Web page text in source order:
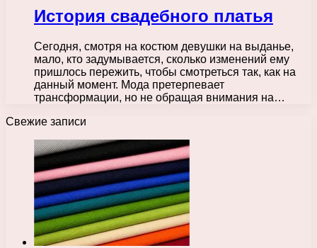
История свадебного платья
Сегодня, смотря на костюм девушки на выданье,
мало, кто задумывается, сколько изменений ему
пришлось пережить, чтобы смотреться так, как на
данный момент. Мода претерпевает
трансформации, но не обращая внимания на…
Свежие записи